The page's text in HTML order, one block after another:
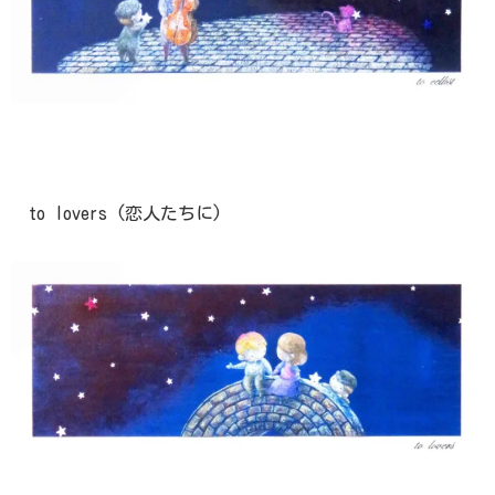
to lovers (恋人たちに)